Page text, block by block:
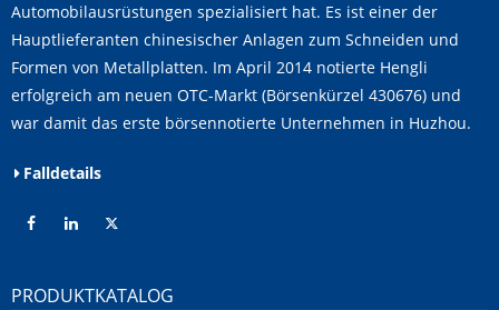
Automobilausrüstungen spezialisiert hat. Es ist einer der
Hauptlieferanten chinesischer Anlagen zum Schneiden und
Formen von Metallplatten. Im April 2014 notierte Hengli
erfolgreich am neuen OTC-Markt (Börsenkürzel 430676) und
war damit das erste börsennotierte Unternehmen in Huzhou.
Falldetails
PRODUKTKATALOG